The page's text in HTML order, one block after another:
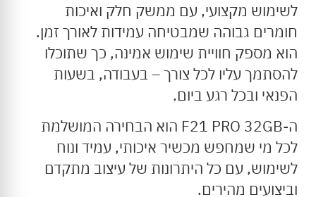
לשימוש מקצועי, עם ממשק חלק ואיכות
חומרים גבוהה שמבטיחה עמידות לאורך זמן.
הוא מספק חוויית שימוש אמינה, כך שתוכלו
להסתמך עליו לכל צורך – בעבודה, בשעות
הפנאי ובכל רגע ביום.
ה-F21 PRO 32GB הוא הבחירה המושלמת
לכל מי שמחפש מכשיר איכותי, עמיד ונוח
לשימוש, עם כל היתרונות של עיצוב מתקדם
וביצועים מהירים.